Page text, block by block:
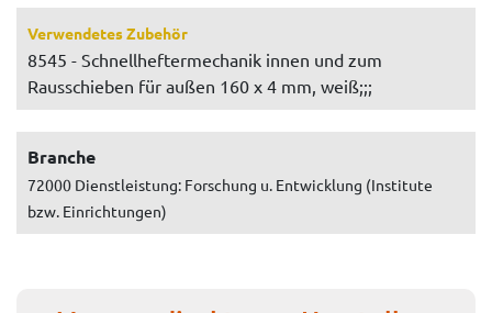
Verwendetes Zubehör
8545 - Schnellheftermechanik innen und zum
Rausschieben für außen 160 x 4 mm, weiß;;;
Branche
72000 Dienstleistung: Forschung u. Entwicklung (Institute
bzw. Einrichtungen)